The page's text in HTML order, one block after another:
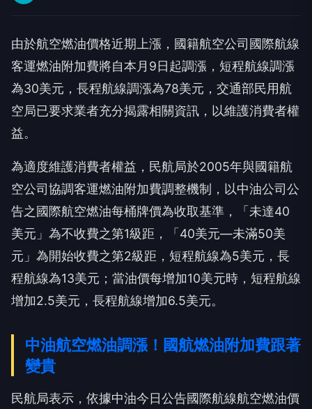
由於航空燃油價格近期上漲，國籍航空公司國際航線
客運燃油附加費將自本月9日起調漲，短程航線調漲
為30美元，長程航線調漲為78美元，交通部民用航
空局已要求業者充分揭露相關資訊，以維護消費者權
益。
為適度維護消費者權益，民航局於2005年與國籍航
空公司協調客運燃油附加費調整機制，以中油公司公
告之國際航空燃油每桶牌價為收取基準，「未達40
美元」為不收費之第1級距，「40美元—未滿50美
元」為開始收費之第2級距，短程航線為5美元，長
程航線為13美元；當油價每增加10美元時，短程航線
增加2.5美元，長程航線增加6.5美元。
中油航空燃油調漲！國航燃油附加費跟著
變貴
民航局表示，依據中油今日公告國際航線航空燃油價